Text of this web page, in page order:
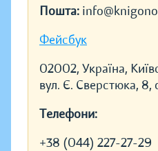
Пошта:
Фейсбук
02002, Україна,
вул. Є. Сверстюка, 8,
Телефони:
+38 (044) 227-27-29